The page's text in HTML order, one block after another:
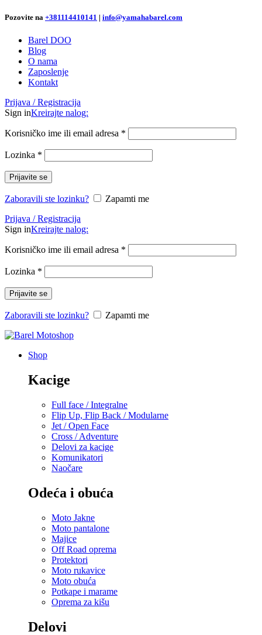
Pozovite na +381114410141 | info@yamahabarel.com
Barel DOO
Blog
O nama
Zaposlenje
Kontakt
Prijava / Registracija
Sign inKreirajte nalog:
Korisničko ime ili email adresa *
Lozinka *
Prijavite se
Zaboravili ste lozinku?
Zapamti me
Prijava / Registracija
Sign inKreirajte nalog:
Korisničko ime ili email adresa *
Lozinka *
Prijavite se
Zaboravili ste lozinku? Zapamti me
Shop
Kacige
Full face / Integralne
Flip Up, Flip Back / Modularne
Jet / Open Face
Cross / Adventure
Delovi za kacige
Komunikatori
Naočare
Odeća i obuća
Moto Jakne
Moto pantalone
Majice
Off Road oprema
Protektori
Moto rukavice
Moto obuća
Potkape i marame
Oprema za kišu
Delovi